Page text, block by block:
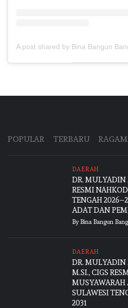
POPULAR TERBARU RAGAM
DAERAH
DR.
RESMI
TENGAH
ADAT DAN
By Bina Bangun
DAERAH
DR.
M.SI., CIGS
MUSYAWARAH
SULAWESI
2031